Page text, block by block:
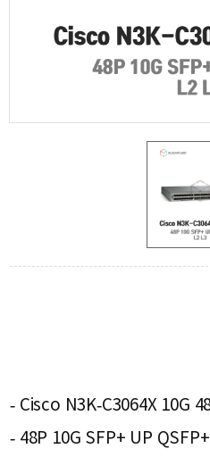
- Cisco N3K-C3064X 10G
- 48P 10G SFP+ UP QSFP+